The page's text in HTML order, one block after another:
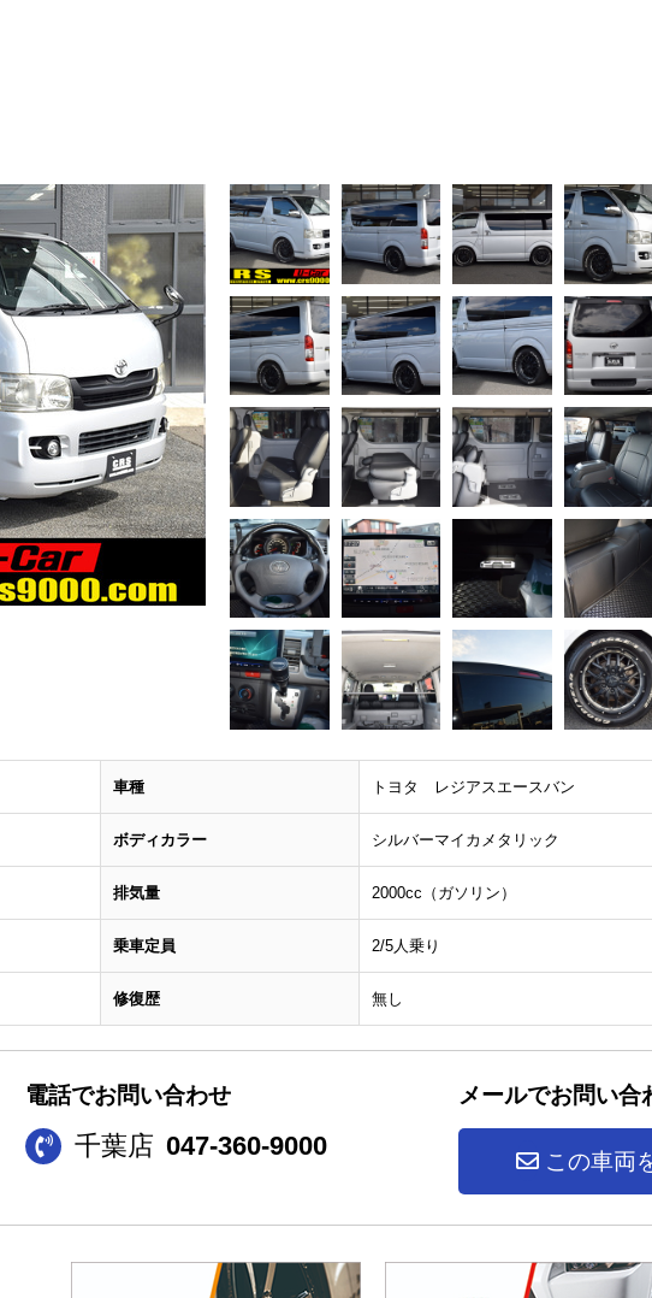
車種 トヨタ レジアスエースバン
ボディカラー シルバーマイカメタリック
排気量 2000cc（ガソリン）
乗車定員 2/5人乗り
修復歴 無し
電話でお問い合わせ
千葉店 047-360-9000
メールでお問い合
この車両